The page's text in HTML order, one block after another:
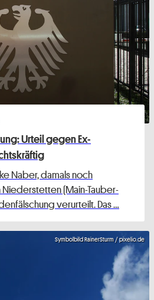
Urteil gegen Ex-
Naber, damals noch
(Main-Tauber-
verurteilt. Das …
Symbolbild RainerSturm / pixelio.de